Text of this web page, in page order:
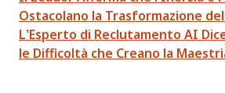
Ostacolano la Trasformazione
L’Esperto di Reclutamento AI
le Difficoltà che Creano la